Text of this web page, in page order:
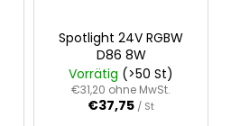
Spotlight 24V RGBW
D86 8W
Vorrätig (>50 St)
€31,20 ohne MwSt.
€37,75 / St